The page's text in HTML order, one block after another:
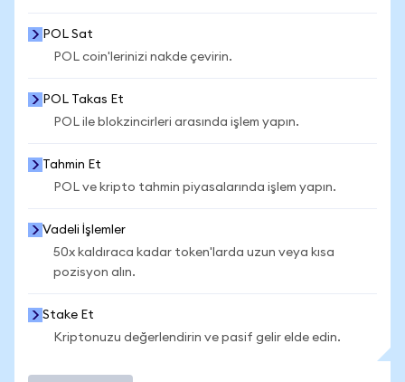
POL Sat
POL coin'lerinizi nakde çevirin.
POL Takas Et
POL ile blokzincirleri arasında işlem yapın.
Tahmin Et
POL ve kripto tahmin piyasalarında işlem yapın.
Vadeli İşlemler
50x kaldıraca kadar token'larda uzun veya kısa
pozisyon alın.
Stake Et
Kriptonuzu değerlendirin ve pasif gelir elde edin.